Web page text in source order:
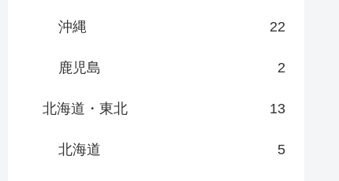
沖縄 22
鹿児島 2
北海道・東北 13
北海道 5